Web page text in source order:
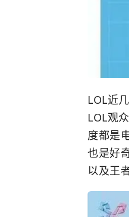
LOL近
LOL观
度都是
也是好
以及王